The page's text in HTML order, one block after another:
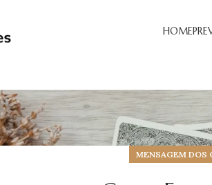
HOME
MENSAGEM DOS